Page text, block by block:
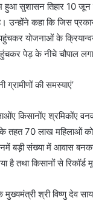
हुआ सुशासन तिहार 10
उन्होंने कहा कि जिस
योजनाओं के
पहुंचकर पेड़ के नीचे चौपाल
किसानोंए श्रमिकोंए
तहत 70 लाख महिलाओं
बड़ी संख्या में आवास
है तथा किसानों से रिकॉर्ड
श्री विष्णु देव